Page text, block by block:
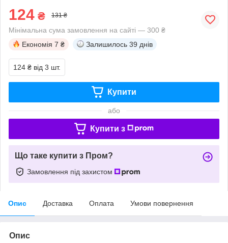
124 ₴ 131 ₴
Мінімальна сума замовлення на сайті — 300 ₴
Економія 7 ₴ Залишилось 39 днів
124 ₴ від 3 шт.
Купити
або
Купити з
Що таке купити з Пром?
Замовлення під захистом
Опис Доставка Оплата Умови повернення
Опис